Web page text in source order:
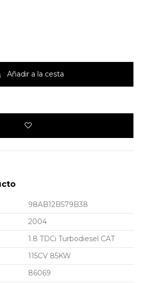
Añadir a la cesta
98AB12B579B38
2004
1.8 TDCi Turbodiesel CAT
115CV 85KW
86069